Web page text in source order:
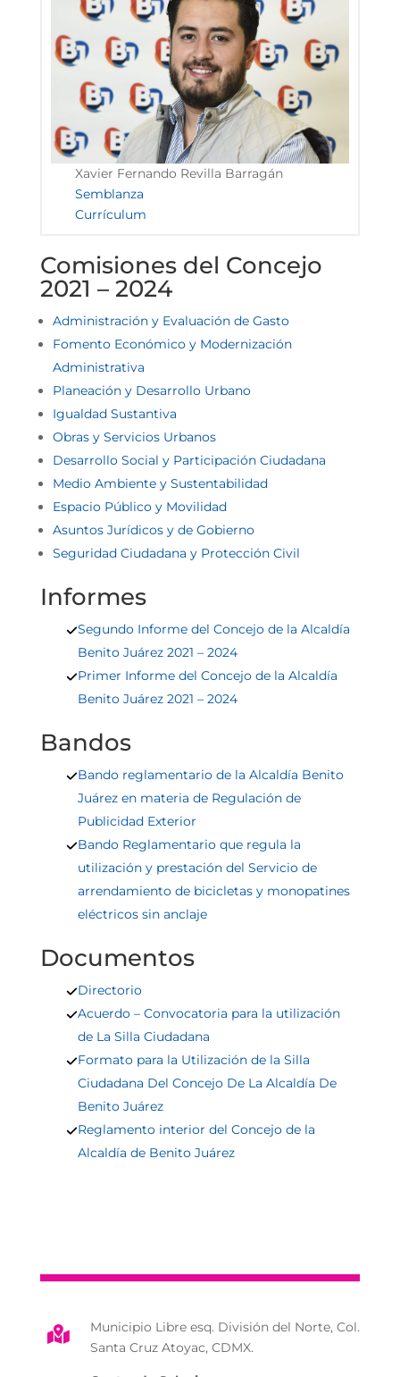
Xavier Fernando Revilla Barragán
Semblanza
Currículum
Comisiones del Concejo
2021 – 2024
Administración y Evaluación de Gasto
Fomento Económico y Modernización
Administrativa
Planeación y Desarrollo Urbano
Igualdad Sustantiva
Obras y Servicios Urbanos
Desarrollo Social y Participación Ciudadana
Medio Ambiente y Sustentabilidad
Espacio Público y Movilidad
Asuntos Jurídicos y de Gobierno
Seguridad Ciudadana y Protección Civil
Informes
Segundo Informe del Concejo de la Alcaldía
Benito Juárez 2021 – 2024
Primer Informe del Concejo de la Alcaldía
Benito Juárez 2021 – 2024
Bandos
Bando reglamentario de la Alcaldía Benito
Juárez en materia de Regulación de
Publicidad Exterior
Bando Reglamentario que regula la
utilización y prestación del Servicio de
arrendamiento de bicicletas y monopatines
eléctricos sin anclaje
Documentos
Directorio
Acuerdo – Convocatoria para la utilización
de La Silla Ciudadana
Formato para la Utilización de la Silla
Ciudadana Del Concejo De La Alcaldía De
Benito Juárez
Reglamento interior del Concejo de la
Alcaldía de Benito Juárez

Municipio Libre esq. División del Norte, Col.
Santa Cruz Atoyac, CDMX.